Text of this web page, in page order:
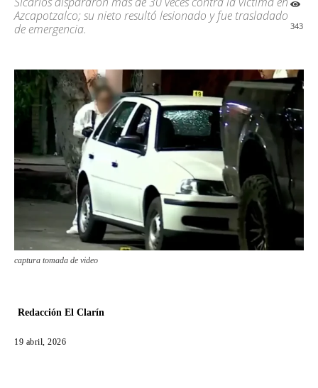
Azcapotzalco; su nieto resultó lesionado y fue trasladado
de emergencia.
343
captura tomada de video
Redacción El Clarín
19 abril, 2026